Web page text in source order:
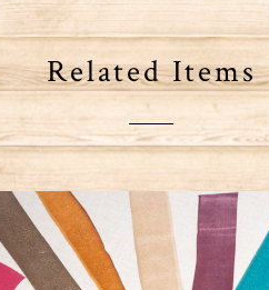
Related Items